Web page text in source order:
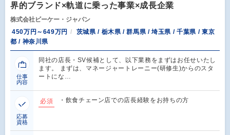
界的ブランド×軌道に乗った事業×成長企業
株式会社ビーケー・ジャパン
450万円～649万円
茨城県 / 栃木県 / 群馬県 / 埼玉県 / 千葉県 / 東京
都 / 神奈川県
仕事
内容
同社の店長・SV候補として、以下業務をまずはお任せいたし
ます。 まずは、マネージャートレーニー(研修生)からのスタ
ートにな…
応募
資格
必須 ・飲食チェーン店での店長経験をお持ちの方